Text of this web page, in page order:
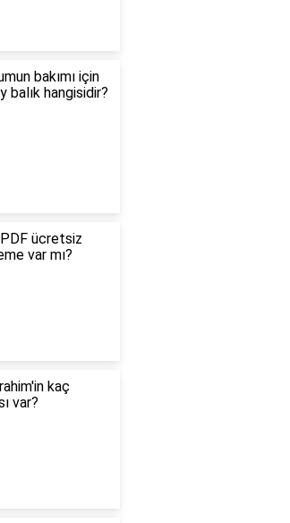
bakımı için
balık hangisidir?
ücretsiz
var mı?
kaç
var?